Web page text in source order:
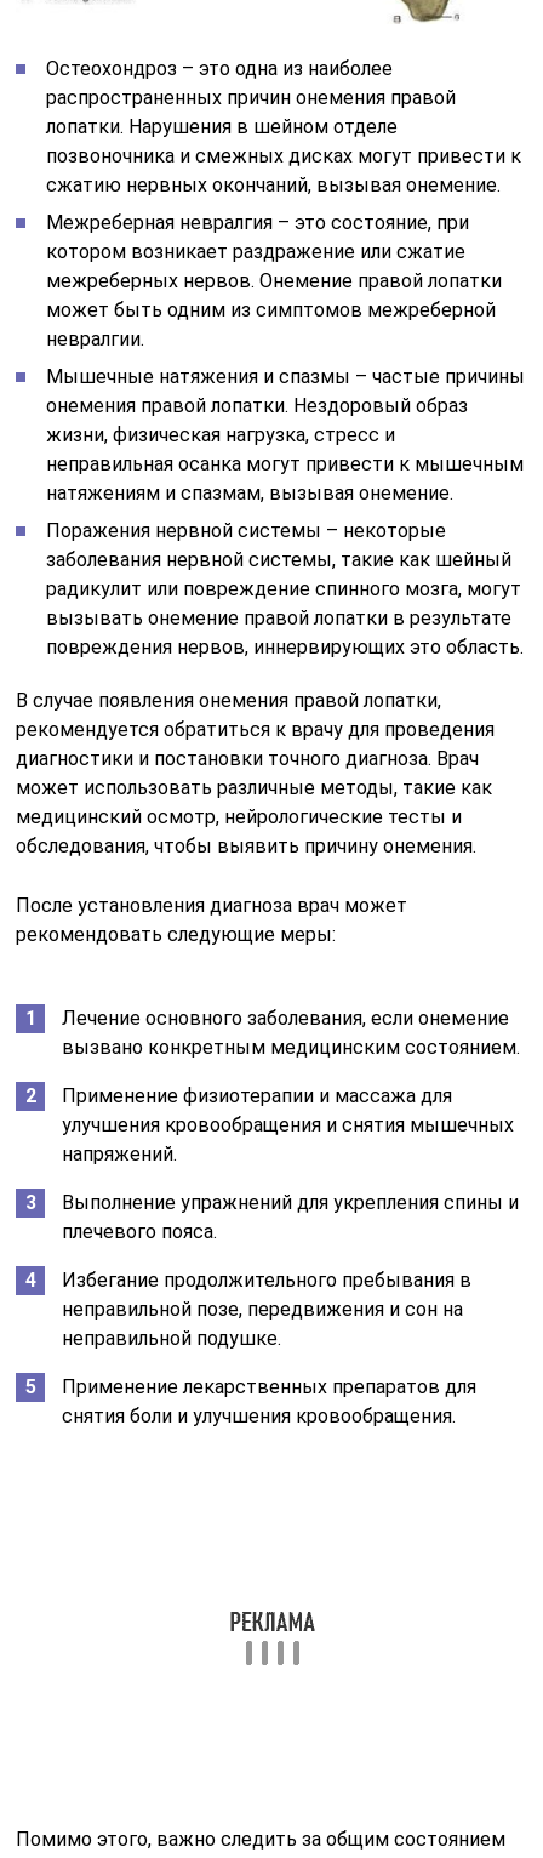
Остеохондроз – это одна из наиболее
распространенных причин онемения правой
лопатки. Нарушения в шейном отделе
позвоночника и смежных дисках могут привести к
сжатию нервных окончаний, вызывая онемение.
Межреберная невралгия – это состояние, при
котором возникает раздражение или сжатие
межреберных нервов. Онемение правой лопатки
может быть одним из симптомов межреберной
невралгии.
Мышечные натяжения и спазмы – частые причины
онемения правой лопатки. Нездоровый образ
жизни, физическая нагрузка, стресс и
неправильная осанка могут привести к мышечным
натяжениям и спазмам, вызывая онемение.
Поражения нервной системы – некоторые
заболевания нервной системы, такие как шейный
радикулит или повреждение спинного мозга, могут
вызывать онемение правой лопатки в результате
повреждения нервов, иннервирующих это область.
В случае появления онемения правой лопатки,
рекомендуется обратиться к врачу для проведения
диагностики и постановки точного диагноза. Врач
может использовать различные методы, такие как
медицинский осмотр, нейрологические тесты и
обследования, чтобы выявить причину онемения.
После установления диагноза врач может
рекомендовать следующие меры:
Лечение основного заболевания, если онемение
вызвано конкретным медицинским состоянием.
Применение физиотерапии и массажа для
улучшения кровообращения и снятия мышечных
напряжений.
Выполнение упражнений для укрепления спины и
плечевого пояса.
Избегание продолжительного пребывания в
неправильной позе, передвижения и сон на
неправильной подушке.
Применение лекарственных препаратов для
снятия боли и улучшения кровообращения.
Помимо этого, важно следить за общим состоянием